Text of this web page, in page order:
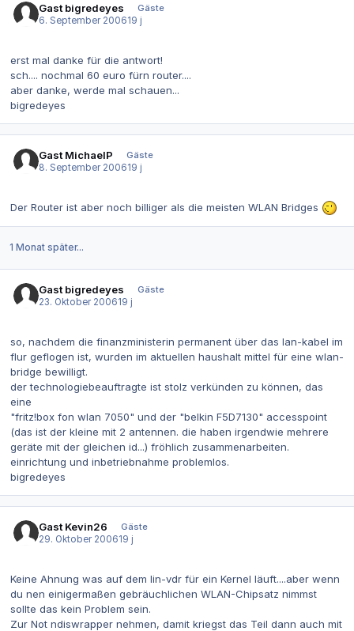
Gast bigredeyes
Gäste
6. September 200619 j
erst mal danke für die antwort!
sch.... nochmal 60 euro fürn router....
aber danke, werde mal schauen...
bigredeyes
Gast MichaelP
Gäste
8. September 200619 j
Der Router ist aber noch billiger als die meisten WLAN Bridges
1 Monat später...
Gast bigredeyes
Gäste
23. Oktober 200619 j
so, nachdem die finanzministerin permanent über das lan-kabel im
flur geflogen ist, wurden im aktuellen haushalt mittel für eine wlan-
bridge bewilligt.
der technologiebeauftragte ist stolz verkünden zu können, das
eine
"fritz!box fon wlan 7050" und der "belkin F5D7130" accesspoint
(das ist der kleine mit 2 antennen. die haben irgendwie mehrere
geräte mit der gleichen id...) fröhlich zusammenarbeiten.
einrichtung und inbetriebnahme problemlos.
bigredeyes
Gast Kevin26
Gäste
29. Oktober 200619 j
Keine Ahnung was auf dem lin-vdr für ein Kernel läuft....aber wenn
du nen einigermaßen gebräuchlichen WLAN-Chipsatz nimmst
sollte das kein Problem sein.
Zur Not ndiswrapper nehmen, damit kriegst das Teil dann auch mit